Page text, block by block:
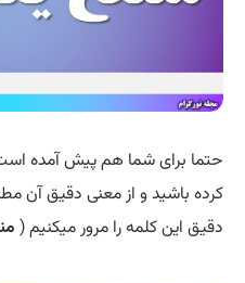
حتما برای شما هم پیش آمده
کرده باشید و از معنی دقیق آن
دقیق این کلمه را مرور میکنیم (